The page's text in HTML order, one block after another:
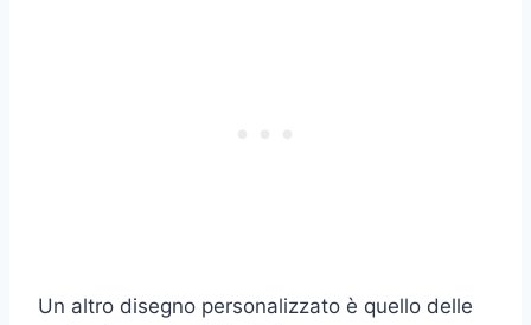
Un altro disegno personalizzato è quello delle